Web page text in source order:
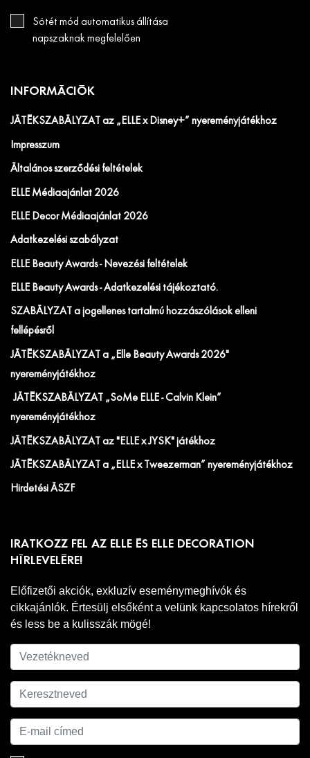
Sötét mód automatikus állítása
napszaknak megfelelően
INFORMÁCIÓK
JÁTÉKSZABÁLYZAT az „ELLE x Disney+” nyereményjátékhoz
Impresszum
Általános szerződési feltételek
ELLE Médiaajánlat 2026
ELLE Decor Médiaajánlat 2026
Adatkezelési szabályzat
ELLE Beauty Awards - Nevezési feltételek
ELLE Beauty Awards - Adatkezelési tájékoztató.
SZABÁLYZAT a jogellenes tartalmú hozzászólások elleni
fellépésről
JÁTÉKSZABÁLYZAT a „Elle Beauty Awards 2026"
nyereményjátékhoz
JÁTÉKSZABÁLYZAT „SoMe ELLE - Calvin Klein”
nyereményjátékhoz
JÁTÉKSZABÁLYZAT az "ELLE x JYSK" játékhoz
JÁTÉKSZABÁLYZAT a „ELLE x Tweezerman” nyereményjátékhoz
Hirdetési ÁSZF
IRATKOZZ FEL AZ ELLE ÉS ELLE DECORATION
HÍRLEVELÉRE!
Előfizetői akciók, exkluzív eseménymeghívók és
cikkajánlók. Értesülj elsőként a velünk kapcsolatos hírekről
és less be a kulisszák mögé!